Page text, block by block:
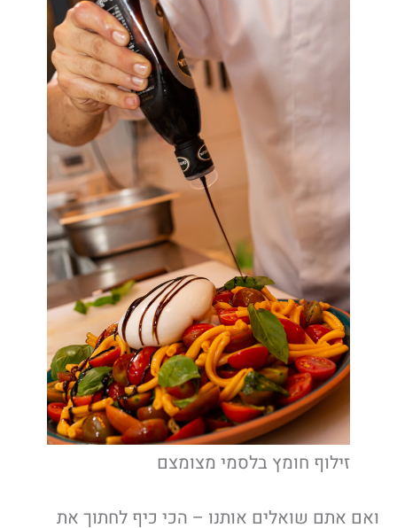
זילוף חומץ בלסמי מצומצם
ואם אתם שואלים אותנו – הכי כיף לחתוך את